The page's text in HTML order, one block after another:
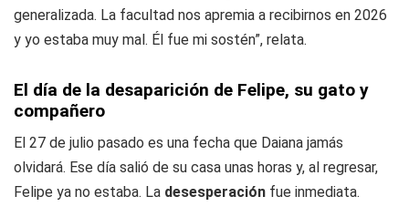
generalizada. La facultad nos apremia a recibirnos en 2026
y yo estaba muy mal. Él fue mi sostén”, relata.
El día de la desaparición de Felipe, su gato y
compañero
El 27 de julio pasado es una fecha que Daiana jamás
olvidará. Ese día salió de su casa unas horas y, al regresar,
Felipe ya no estaba. La desesperación fue inmediata.